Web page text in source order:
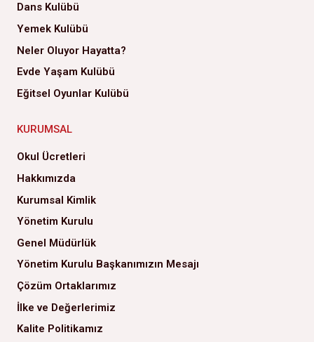
Dans Kulübü
Yemek Kulübü
Neler Oluyor Hayatta?
Evde Yaşam Kulübü
Eğitsel Oyunlar Kulübü
KURUMSAL
Okul Ücretleri
Hakkımızda
Kurumsal Kimlik
Yönetim Kurulu
Genel Müdürlük
Yönetim Kurulu Başkanımızın Mesajı
Çözüm Ortaklarımız
İlke ve Değerlerimiz
Kalite Politikamız